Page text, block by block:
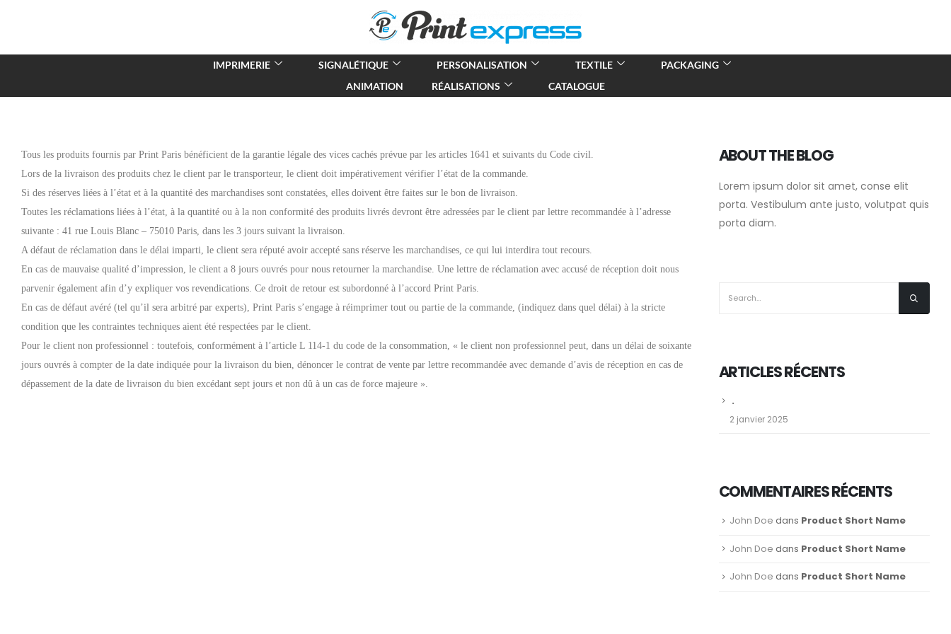
IMPRIMERIE SIGNALÉTIQUE PERSONALISATION TEXTILE
PACKAGING
ANIMATION
RÉALISATIONS CATALOGUE
Tous les produits fournis par Print Paris bénéficient de la garantie légale des vices cachés prévue par les articles 1641 et suivants du Code civil.
Lors de la livraison des produits chez le client par le transporteur, le client doit impérativement vérifier l’état de la commande.
Si des réserves liées à l’état et à la quantité des marchandises sont constatées, elles doivent être faites sur le bon de livraison.
Toutes les réclamations liées à l’état, à la quantité ou à la non conformité des produits livrés devront être adressées par le client par lettre recommandée à l’adresse
suivante : 41 rue Louis Blanc – 75010 Paris, dans les 3 jours suivant la livraison.
A défaut de réclamation dans le délai imparti, le client sera réputé avoir accepté sans réserve les marchandises, ce qui lui interdira tout recours.
En cas de mauvaise qualité d’impression, le client a 8 jours ouvrés pour nous retourner la marchandise. Une lettre de réclamation avec accusé de réception doit nous
parvenir également afin d’y expliquer vos revendications. Ce droit de retour est subordonné à l’accord Print Paris.
En cas de défaut avéré (tel qu’il sera arbitré par experts), Print Paris s’engage à réimprimer tout ou partie de la commande, (indiquez dans quel délai) à la stricte
condition que les contraintes techniques aient été respectées par le client.
Pour le client non professionnel : toutefois, conformément à l’article L 114-1 du code de la consommation, « le client non professionnel peut, dans un délai de soixante
jours ouvrés à compter de la date indiquée pour la livraison du bien, dénoncer le contrat de vente par lettre recommandée avec demande d’avis de réception en cas de
dépassement de la date de livraison du bien excédant sept jours et non dû à un cas de force majeure ».
ABOUT THE BLOG
Lorem ipsum dolor sit amet, conse elit
porta. Vestibulum ante justo, volutpat quis
porta diam.
ARTICLES RÉCENTS
.
2 janvier 2025
COMMENTAIRES RÉCENTS
John Doe dans Product Short Name
John Doe dans Product Short Name
John Doe dans Product Short Name